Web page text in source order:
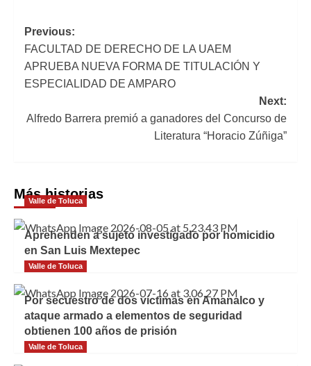
Navegación
de
entradas
Previous:
FACULTAD DE DERECHO DE LA UAEM
APRUEBA NUEVA FORMA DE TITULACIÓN Y
ESPECIALIDAD DE AMPARO
Next:
Alfredo Barrera premió a ganadores del Concurso de
Literatura “Horacio Zúñiga”
Más historias
Valle de Toluca
Aprehenden a sujeto investigado por homicidio
en San Luis Mextepec
Valle de Toluca
Por secuestro de dos víctimas en Amanalco y
ataque armado a elementos de seguridad
obtienen 100 años de prisión
Valle de Toluca